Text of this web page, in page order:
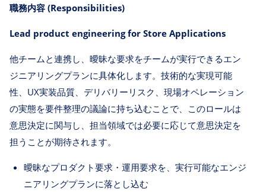
職務内容 (Responsibilities)
Lead product engineering for Store Applications
他チームと連携し、曖昧な要求をチームが実行できるエン
ジニアリングプランに具体化します。技術的な実現可能
性、UX実装品質、デリバリーリスク、現場オペレーション
の実態を要件整理の議論に持ち込むことで、このロールは
意思決定に関与し、担当領域では必要に応じて意思決定を
担うことが期待されます。
曖昧なプロダクト要求・運用要求を、実行可能なエンジ
ニアリングプランに落とし込む